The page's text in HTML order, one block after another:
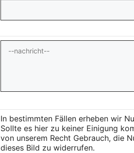
In bestimmten Fällen erheben wir
Sollte es hier zu keiner Einigung
von unserem Recht Gebrauch, die
dieses Bild zu widerrufen.